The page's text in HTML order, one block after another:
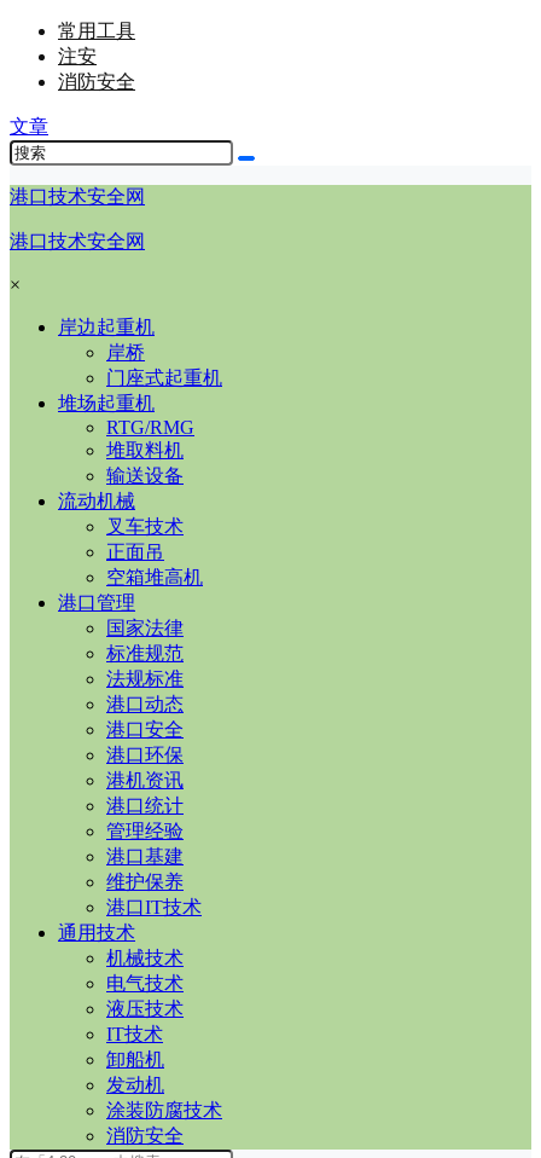
常用工具
注安
消防安全
文章
港口技术安全网
港口技术安全网
×
岸边起重机
岸桥
门座式起重机
堆场起重机
RTG/RMG
堆取料机
输送设备
流动机械
叉车技术
正面吊
空箱堆高机
港口管理
国家法律
标准规范
法规标准
港口动态
港口安全
港口环保
港机资讯
港口统计
管理经验
港口基建
维护保养
港口IT技术
通用技术
机械技术
电气技术
液压技术
IT技术
卸船机
发动机
涂装防腐技术
消防安全